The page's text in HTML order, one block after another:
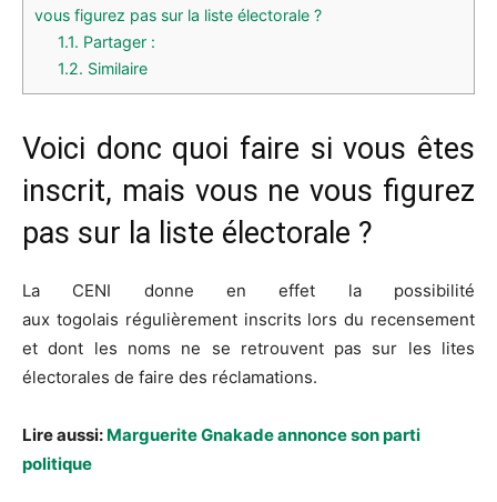
vous figurez pas sur la liste électorale ?
1.1. Partager :
1.2. Similaire
Voici donc quoi faire si vous êtes
inscrit, mais vous ne vous figurez
pas sur la liste électorale ?
La CENI donne en effet la possibilité
aux togolais régulièrement inscrits lors du recensement
et dont les noms ne se retrouvent pas sur les lites
électorales de faire des réclamations.
Lire aussi: Marguerite Gnakade annonce son parti
politique